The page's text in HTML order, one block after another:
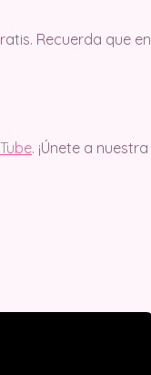
Recuerda que en
. ¡Únete a nuestra